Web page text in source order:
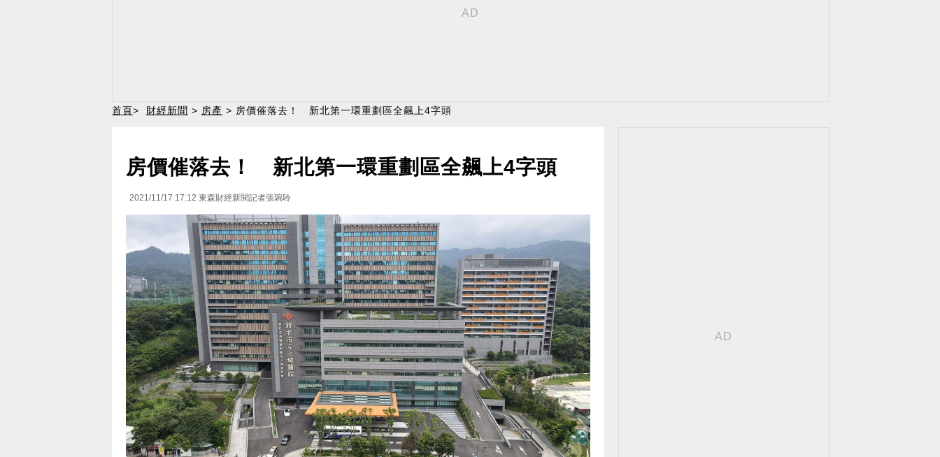
首頁> 財經新聞 > 房產 > 房價催落去！ 新北第一環重劃區全飆上4字頭
房價催落去！ 新北第一環重劃區全飆上4字頭
2021/11/17 17:12 東森財經新聞記者張琬聆